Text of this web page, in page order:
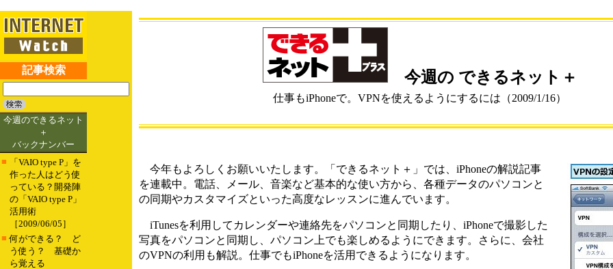
記事検索
今週のできるネット
＋
バックナンバー
■
「VAIO type P」を
作った人はどう使
っている？開発陣
の「VAIO type P」
活用術
［2009/06/05］
■ 何ができる？ ど
う使う？ 基礎か
ら覚える
今週の できるネット＋
仕事もiPhoneで。VPNを使えるようにするには（2009/1/16）
今年もよろしくお願いいたします。「できるネット＋」では、iPhoneの解説記事
を連載中。電話、メール、音楽など基本的な使い方から、各種データのパソコンと
の同期やカスタマイズといった高度なレッスンに進んでいます。
iTunesを利用してカレンダーや連絡先をパソコンと同期したり、iPhoneで撮影した
写真をパソコンと同期し、パソコン上でも楽しめるようにできます。さらに、会社
のVPNの利用も解説。仕事でもiPhoneを活用できるようになります。